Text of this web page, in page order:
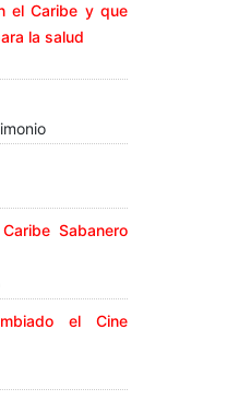
el Caribe y que
la salud
Sabanero
el Cine